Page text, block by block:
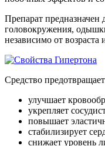
Препарат
головокружения,
независимо от
Средство
улучшает
укрепляет
повышает
стабилизирует
снижает уровень